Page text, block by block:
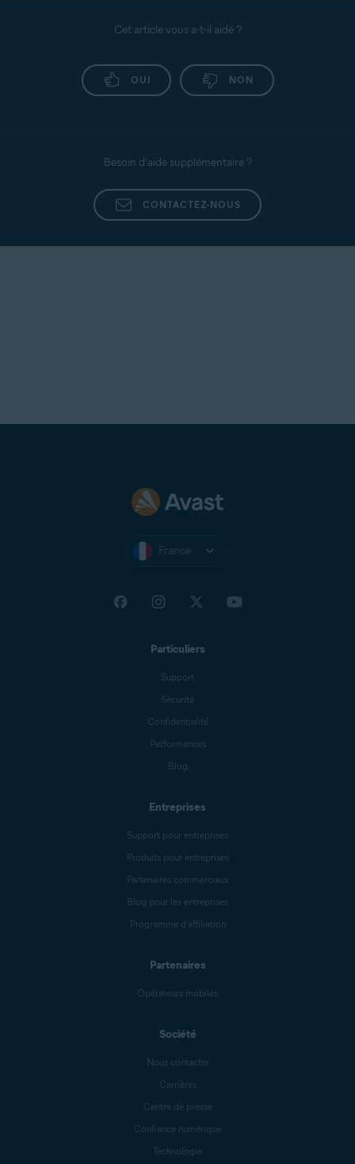
Cet article vous a-t-il aidé ?
OUI NON
Besoin d’aide supplémentaire ?
CONTACTEZ-NOUS
France
Particuliers
Support
Sécurité
Confidentialité
Performances
Blog
Entreprises
Support pour entreprises
Produits pour entreprises
Partenaires commerciaux
Blog pour les entreprises
Programme d’affiliation
Partenaires
Opérateurs mobiles
Société
Nous contacter
Carrières
Centre de presse
Confiance numérique
Technologie